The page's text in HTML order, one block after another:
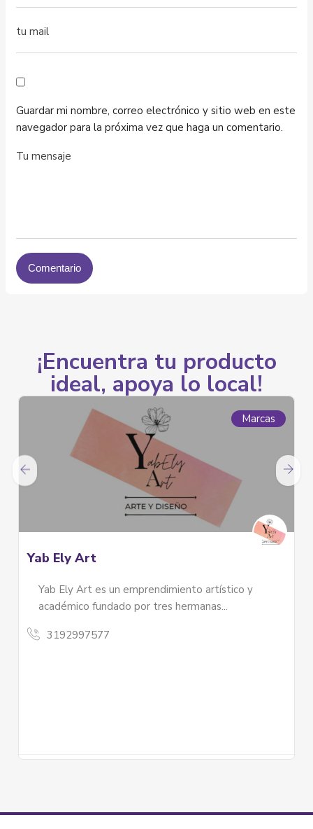
Guardar mi nombre, correo electrónico y sitio web en este
navegador para la próxima vez que haga un comentario.
¡Encuentra tu producto
ideal, apoya lo local!
Marcas
Yab Ely Art
Yab Ely Art es un emprendimiento artístico y
académico fundado por tres hermanas...
3192997577